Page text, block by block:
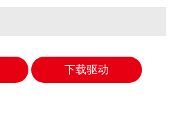
下载驱动